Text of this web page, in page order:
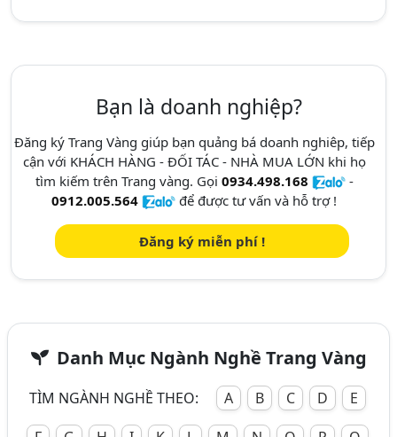
Bạn là doanh nghiệp?
Đăng ký Trang Vàng giúp bạn quảng bá doanh nghiêp, tiếp
cận với KHÁCH HÀNG - ĐỐI TÁC - NHÀ MUA LỚN khi họ
tìm kiếm trên Trang vàng. Gọi 0934.498.168
-
0912.005.564
để được tư vấn và hỗ trợ !
Đăng ký miễn phí !
Danh Mục Ngành Nghề Trang Vàng
TÌM NGÀNH NGHỀ THEO: A B C D
E